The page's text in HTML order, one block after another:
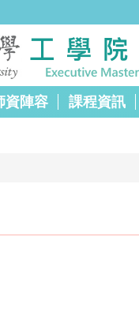
資陣容 課程資訊